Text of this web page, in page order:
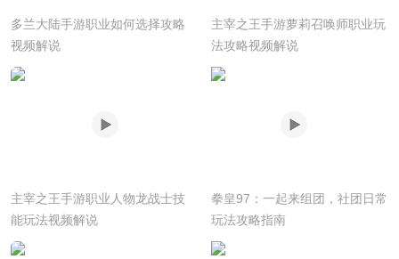
多兰大陆手游职业如何选择攻略
视频解说
主宰之王手游萝莉召唤师职业玩
法攻略视频解说
主宰之王手游职业人物龙战士技
能玩法视频解说
拳皇97：一起来组团，社团日常
玩法攻略指南